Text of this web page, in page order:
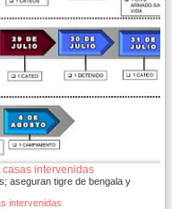
intervenidas
aseguran tigre de bengala y
intervenidas